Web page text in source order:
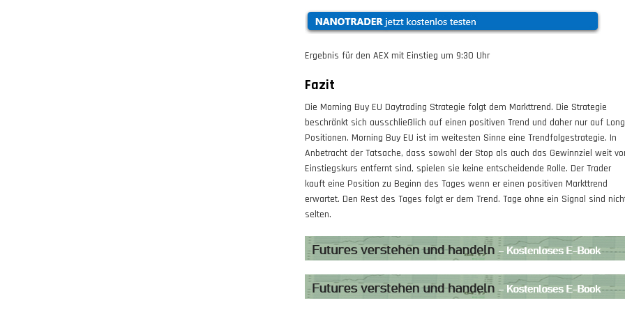
Ergebnis für den AEX mit Einstieg um 9:30 Uhr
Fazit
Die Morning Buy EU Daytrading Strategie folgt dem Markttrend. Die Strategie
beschränkt sich ausschließlich auf einen positiven Trend und daher nur auf Long
Positionen. Morning Buy EU ist im weitesten Sinne eine Trendfolgestrategie. In
Anbetracht der Tatsache, dass sowohl der Stop als auch das Gewinnziel weit
Einstiegskurs entfernt sind, spielen sie keine entscheidende Rolle. Der Trader
kauft eine Position zu Beginn des Tages wenn er einen positiven Markttrend
erwartet. Den Rest des Tages folgt er dem Trend. Tage ohne ein Signal sind
selten.